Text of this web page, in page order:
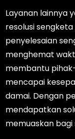
Layanan lainnya
resolusi
penyelesaian
menghemat
membantu
mencapai
damai. Dengan
mendapatkan
memuaskan